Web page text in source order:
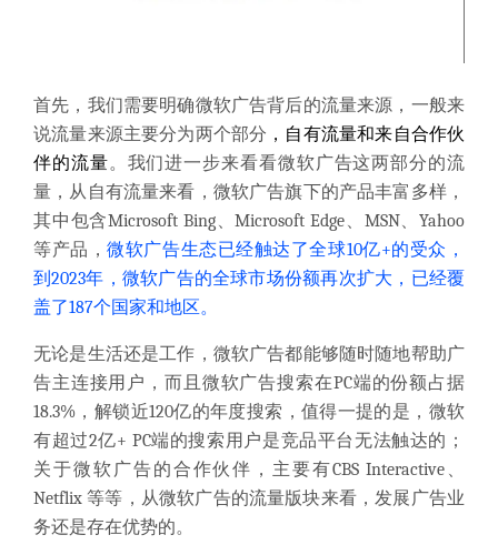
首先，我们需要明确微软广告背后的流量来源，一般来
说流量来源主要分为两个部分 ， 自有流量和来自合作伙
伴的流量。我们进一步来看看微软广告这两部分的流
量，从自有流量来看，微软广告旗下的产品丰富多样，
其中包含Microsoft Bing、Microsoft Edge、MSN、Yahoo
等产品，微软广告生态已经触达了全球10亿+的受众，
到2023年，微软广告的全球市场份额再次扩大，已经覆
盖了187个国家和地区。
无论是生活还是工作，微软广告都能够随时随地帮助广
告主连接用户，而且微软广告搜索在PC端的份额占据
18.3%，解锁近120亿的年度搜索，值得一提的是，微软
有超过2亿+ PC端的搜索用户是竞品平台无法触达的；
关于微软广告的合作伙伴，主要有CBS Interactive、
Netflix 等等，从微软广告的流量版块来看，发展广告业
务还是存在优势的。